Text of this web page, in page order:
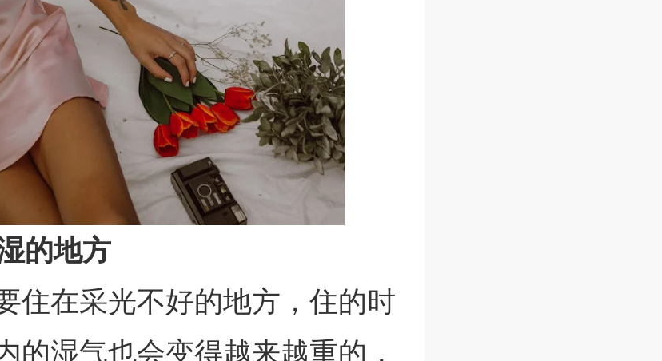
的地方
住在采光不好的地方，住的时
的湿气也会变得越来越重的，